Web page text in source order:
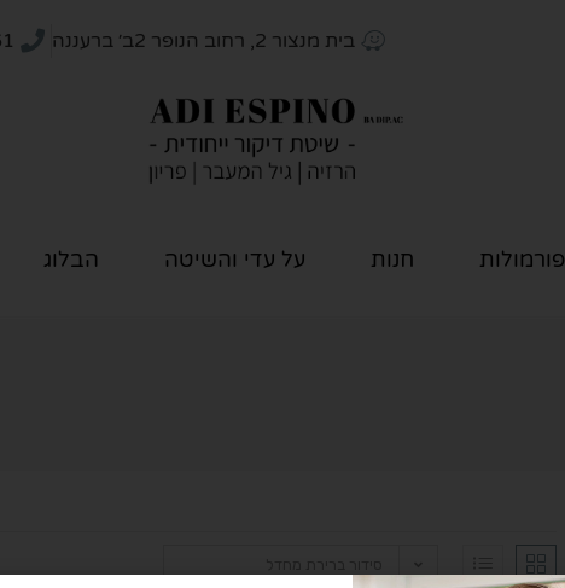
בית מנצור 2, רחוב הנופר 2ב׳ ברעננה
פורמולות חנות על עדי והשיטה הבלוג